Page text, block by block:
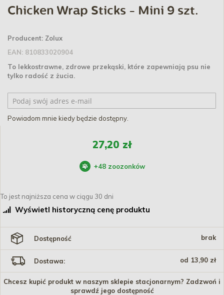
Chicken Wrap Sticks - Mini 9 szt.
Producent: Zolux
EAN: 810833020904
To lekkostrawne, zdrowe przekąski, które zapewniają psu nie
tylko radość z żucia.
Powiadom mnie kiedy będzie dostępny.
27,20 zł
+48 zoozonków
To jest najniższa cena w ciągu 30 dni
Wyświetl historyczną cenę produktu
Dostępność brak
Dostawa: od 13,90 zł
Chcesz kupić produkt w naszym sklepie stacjonarnym? Zadzwoń i
sprawdź jego dostępność